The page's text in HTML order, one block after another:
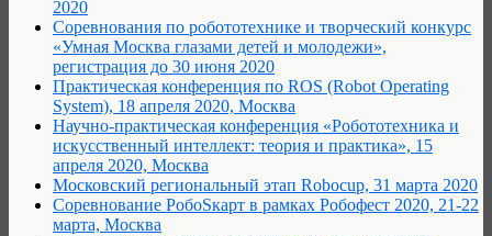
2020
Соревнования по робототехнике и творческий конкурс
«Умная Москва глазами детей и молодежи»,
регистрация до 30 июня 2020
Практическая конференция по ROS (Robot Operating
System), 18 апреля 2020, Москва
Научно-практическая конференция «Робототехника и
искусственный интеллект: теория и практика», 15
апреля 2020, Москва
Московский региональный этап Robocup, 31 марта 2020
Соревнование РобоSкарт в рамках Робофест 2020, 21-22
марта, Москва